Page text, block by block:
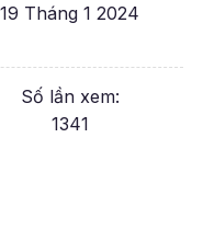
19 Tháng 1 2024
Số lần xem:
1341